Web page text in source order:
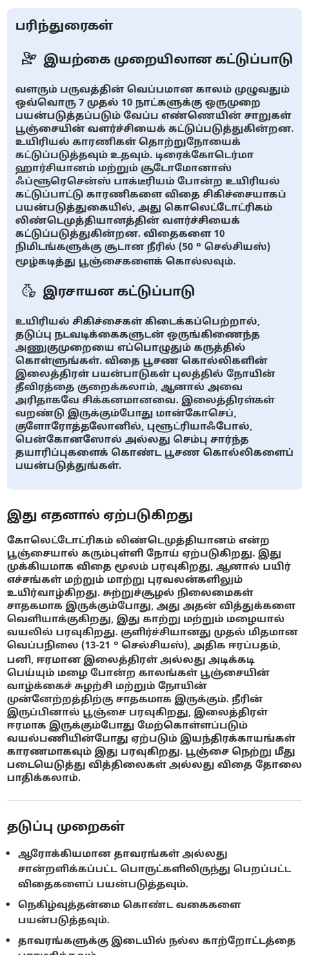
பரிந்துரைகள்
இயற்கை முறையிலான கட்டுப்பாடு
வளரும் பருவத்தின் வெப்பமான காலம் முழுவதும்
ஒவ்வொரு 7 முதல் 10 நாட்களுக்கு ஒருமுறை
பயன்படுத்தப்படும் வேப்ப எண்ணெயின் சாறுகள்
பூஞ்சையின் வளர்ச்சியைக் கட்டுப்படுத்துகின்றன.
உயிரியல் காரணிகள் தொற்றுநோயைக்
கட்டுப்படுத்தவும் உதவும். டிரைக்கோடெர்மா
ஹார்சியானம் மற்றும் சூடோமோனாஸ்
ஃப்ளூரெசென்ஸ் பாக்டீரியம் போன்ற உயிரியல்
கட்டுப்பாட்டு காரணிகளை விதை சிகிச்சையாகப்
பயன்படுத்துகையில், அது கொலெட்டோட்ரிகம்
லிண்டெமுத்தியானத்தின் வளர்ச்சியைக்
கட்டுப்படுத்துகின்றன. விதைகளை 10
நிமிடங்களுக்கு சூடான நீரில் (50 ° செல்சியஸ்)
மூழ்கடித்து பூஞ்சைகளைக் கொல்லவும்.
இரசாயன கட்டுப்பாடு
உயிரியல் சிகிச்சைகள் கிடைக்கப்பெற்றால்,
தடுப்பு நடவடிக்கைகளுடன் ஒருங்கிணைந்த
அணுகுமுறையை எப்பொழுதும் கருத்தில்
கொள்ளுங்கள். விதை பூசண கொல்லிகளின்
இலைத்திரள் பயன்பாடுகள் புலத்தில் நோயின்
தீவிரத்தை குறைக்கலாம், ஆனால் அவை
அரிதாகவே சிக்கனமானவை. இலைத்திரள்கள்
வறண்டு இருக்கும்போது மான்கோசெப்,
குளோரோத்தலோனில், புளூட்ரியாஃபோல்,
பென்கோனஸோல் அல்லது செம்பு சார்ந்த
தயாரிப்புகளைக் கொண்ட பூசண கொல்லிகளைப்
பயன்படுத்துங்கள்.
இது எதனால் ஏற்படுகிறது
கோலெட்டோட்ரிகம் லிண்டெமுத்தியானம் என்ற
பூஞ்சையால் கரும்புள்ளி நோய் ஏற்படுகிறது. இது
முக்கியமாக விதை மூலம் பரவுகிறது, ஆனால் பயிர்
எச்சங்கள் மற்றும் மாற்று புரவலன்களிலும்
உயிர்வாழ்கிறது. சுற்றுச்சூழல் நிலைமைகள்
சாதகமாக இருக்கும்போது, அது அதன் வித்துக்களை
வெளியாக்குகிறது, இது காற்று மற்றும் மழையால்
வயலில் பரவுகிறது. குளிர்ச்சியானது முதல் மிதமான
வெப்பநிலை (13-21 ° செல்சியஸ்), அதிக ஈரப்பதம்,
பனி, ஈரமான இலைத்திரள் அல்லது அடிக்கடி
பெய்யும் மழை போன்ற காலங்கள் பூஞ்சையின்
வாழ்க்கைச் சுழற்சி மற்றும் நோயின்
முன்னேற்றத்திற்கு சாதகமாக இருக்கும். நீரின்
இருப்பினால் பூஞ்சை பரவுகிறது, இலைத்திரள்
ஈரமாக இருக்கும்போது மேற்கொள்ளப்படும்
வயல்பணியின்போது ஏற்படும் இயந்திரக்காயங்கள்
காரணமாகவும் இது பரவுகிறது. பூஞ்சை நெற்று மீது
படையெடுத்து வித்திலைகள் அல்லது விதை தோலை
பாதிக்கலாம்.
தடுப்பு முறைகள்
ஆரோக்கியமான தாவரங்கள் அல்லது
சான்றளிக்கப்பட்ட பொருட்களிலிருந்து பெறப்பட்ட
விதைகளைப் பயன்படுத்தவும்.
நெகிழ்வுத்தன்மை கொண்ட வகைகளை
பயன்படுத்தவும்.
தாவரங்களுக்கு இடையில் நல்ல காற்றோட்டத்தை